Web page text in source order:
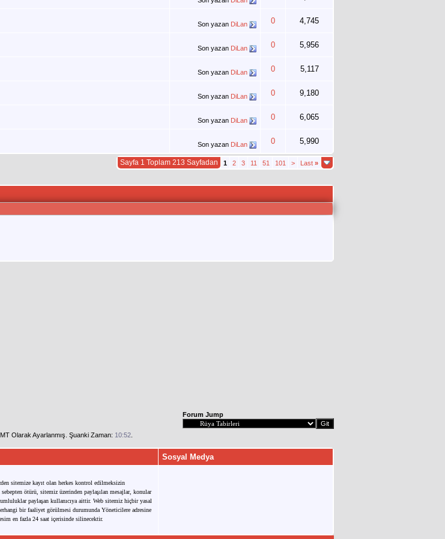
Son yazan DiLan 0 4,745
Son yazan DiLan 0 5,956
Son yazan DiLan 0 5,117
Son yazan DiLan 0 9,180
Son yazan DiLan 0 6,065
Son yazan DiLan 0 5,990
Sayfa 1 Toplam 213 Sayfadan 1 2 3 11 51 101 > Last »
Forum Jump
Olarak Ayarlanmış. Şuanki Zaman: 10:52
Sosyal Medya
sitemize kayıt olan herkes kontrol edilmeksizin
ötürü, sitemiz üzerinden paylaşılan mesajlar, konular
paylaşan kullanıcıya aittir. Web sitemiz hiçbir yasal
bir faaliyet görülmesi durumunda Yöneticilere adresine
en fazla 24 saat içerisinde silinecektir.